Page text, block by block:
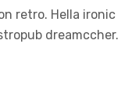
retro. Hella ironic
dreamccher.